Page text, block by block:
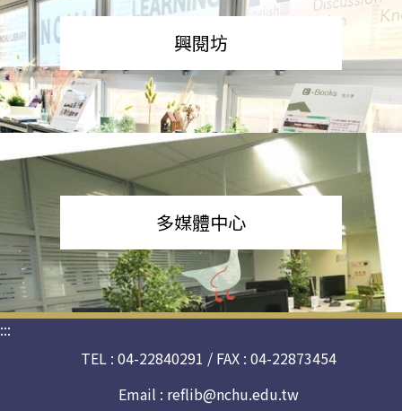
興閱坊
多媒體中心
:::
TEL : 04-22840291 / FAX : 04-22873454
Email : reflib@nchu.edu.tw